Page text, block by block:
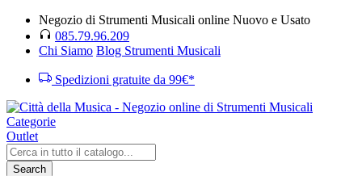
Negozio di Strumenti Musicali online Nuovo e Usato
085.79.96.209
Chi Siamo Blog Strumenti Musicali
Spedizioni gratuite da 99€*
Categorie
Outlet
Search